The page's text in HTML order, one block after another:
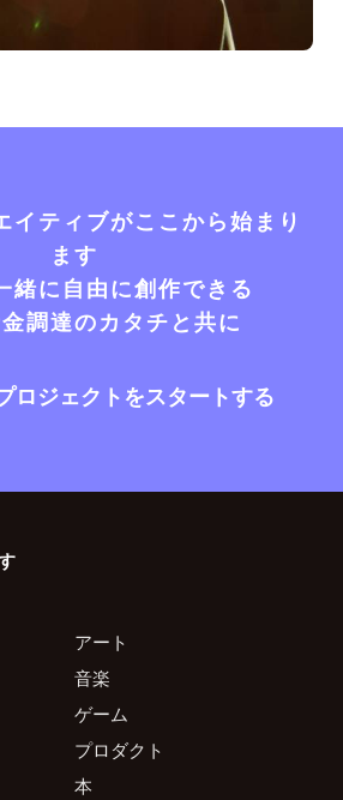
イティブがここから始まり
ます
緒に自由に創作できる
調達のカタチと共に
ロジェクトをスタートする
アート
音楽
ゲーム
プロダクト
本